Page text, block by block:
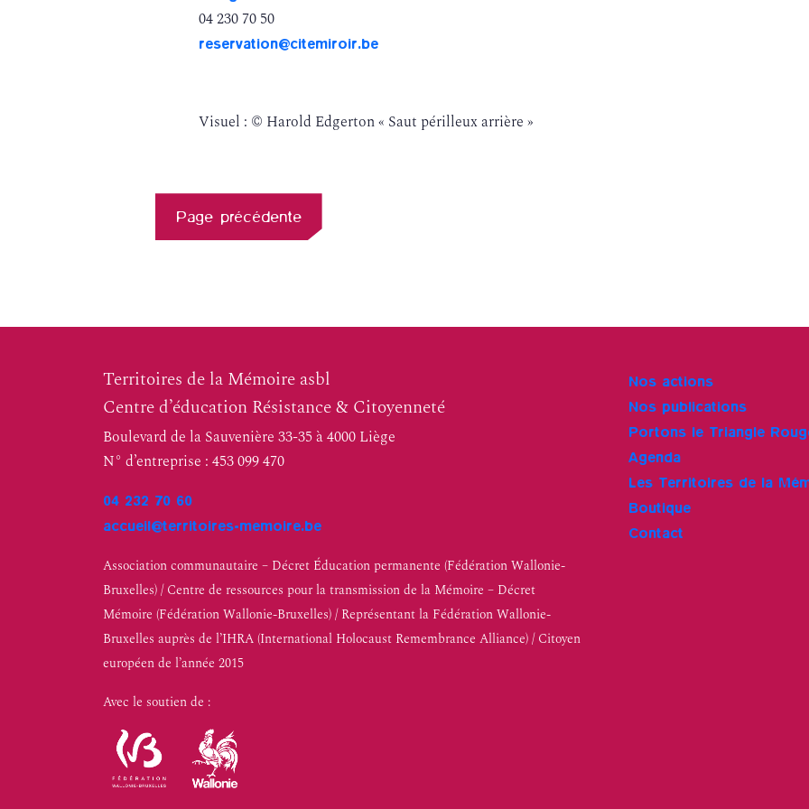
04 230 70 50
reservation@citemiroir.be
Visuel : © Harold Edgerton « Saut périlleux arrière »
Page précédente
Territoires de la Mémoire asbl
Centre d’éducation Résistance & Citoyenneté
Boulevard de la Sauvenière 33-35 à 4000 Liège
N° d’entreprise : 453 099 470
04 232 70 60
accueil@territoires-memoire.be
Association communautaire – Décret Éducation permanente (Fédération Wallonie-
Bruxelles) / Centre de ressources pour la transmission de la Mémoire – Décret
Mémoire (Fédération Wallonie-Bruxelles) / Représentant la Fédération Wallonie-
Bruxelles auprès de l’IHRA (International Holocaust Remembrance Alliance) / Citoyen
européen de l’année 2015
Avec le soutien de :
Nos actions
Nos publications
Portons le Triangle
Agenda
Les Territoires de la
Boutique
Contact